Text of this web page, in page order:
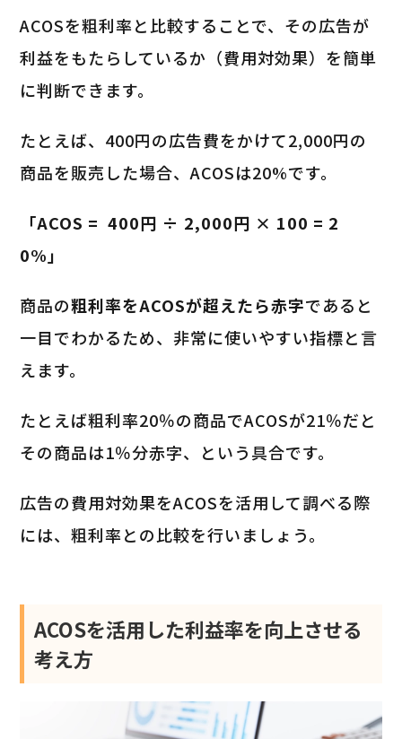
ACOSを粗利率と比較することで、その広告が
利益をもたらしているか（費用対効果）を簡単
に判断できます。
たとえば、400円の広告費をかけて2,000円の
商品を販売した場合、ACOSは20%です。
「ACOS = 400円 ÷ 2,000円 × 100 = 2
0%」
商品の粗利率をACOSが超えたら赤字であると
一目でわかるため、非常に使いやすい指標と言
えます。
たとえば粗利率20％の商品でACOSが21％だと
その商品は1％分赤字、という具合です。
広告の費用対効果をACOSを活用して調べる際
には、粗利率との比較を行いましょう。
ACOSを活用した利益率を向上させる
考え方